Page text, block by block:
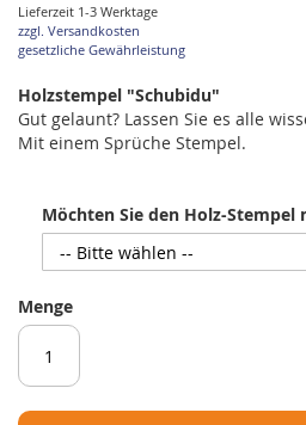
Bildgalerie
springen
Lieferzeit 1-3 Werktage
zzgl. Versandkosten
gesetzliche Gewährleistung
Holzstempel "Schubidu"
Gut gelaunt? Lassen Sie es alle
Mit einem Sprüche Stempel.
Möchten Sie den Holz-Stempel
Menge